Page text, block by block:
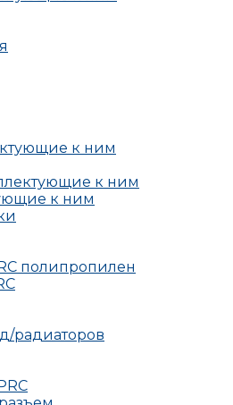
к ним
к ним
к ним
полипропилен
радиаторов